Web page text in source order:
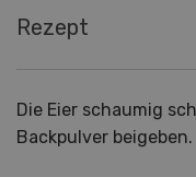
Rezept
Die Eier schaumig
Backpulver beigeben.